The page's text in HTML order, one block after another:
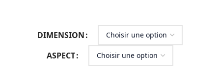
DIMENSION
ASPECT